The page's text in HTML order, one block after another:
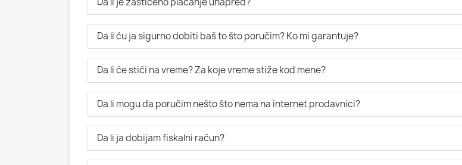
Da li ću ja sigurno dobiti baš to što poručim? Ko mi garantuje?
Da li će stići na vreme? Za koje vreme stiže kod mene?
Da li mogu da poručim nešto što nema na internet prodavnici?
Da li ja dobijam fiskalni račun?